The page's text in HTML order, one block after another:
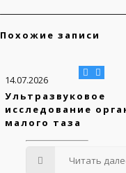
Похожие записи
14.07.2026
Ультразвуковое
исследование
малого таза
Читать